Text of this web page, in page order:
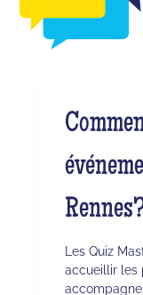
Les Quiz
accueillir les